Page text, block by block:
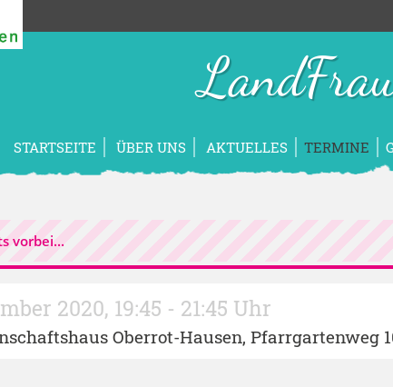
STARTSEITE ÜBER UNS AKTUELLES TERMINE
vorbei...
2020, 19:45 - 21:45 Uhr
Oberrot-Hausen, Pfarrgartenweg